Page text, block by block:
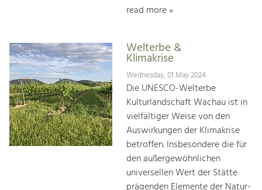
read more »
Welterbe &
Klimakrise
Wednesday, 01 May 2024
Die UNESCO-Welterbe
Kulturlandschaft Wachau ist in
vielfältiger Weise von den
Auswirkungen der Klimakrise
betroffen. Insbesondere die für
den außergewöhnlichen
universellen Wert der Stätte
prägenden Elemente der Natur-